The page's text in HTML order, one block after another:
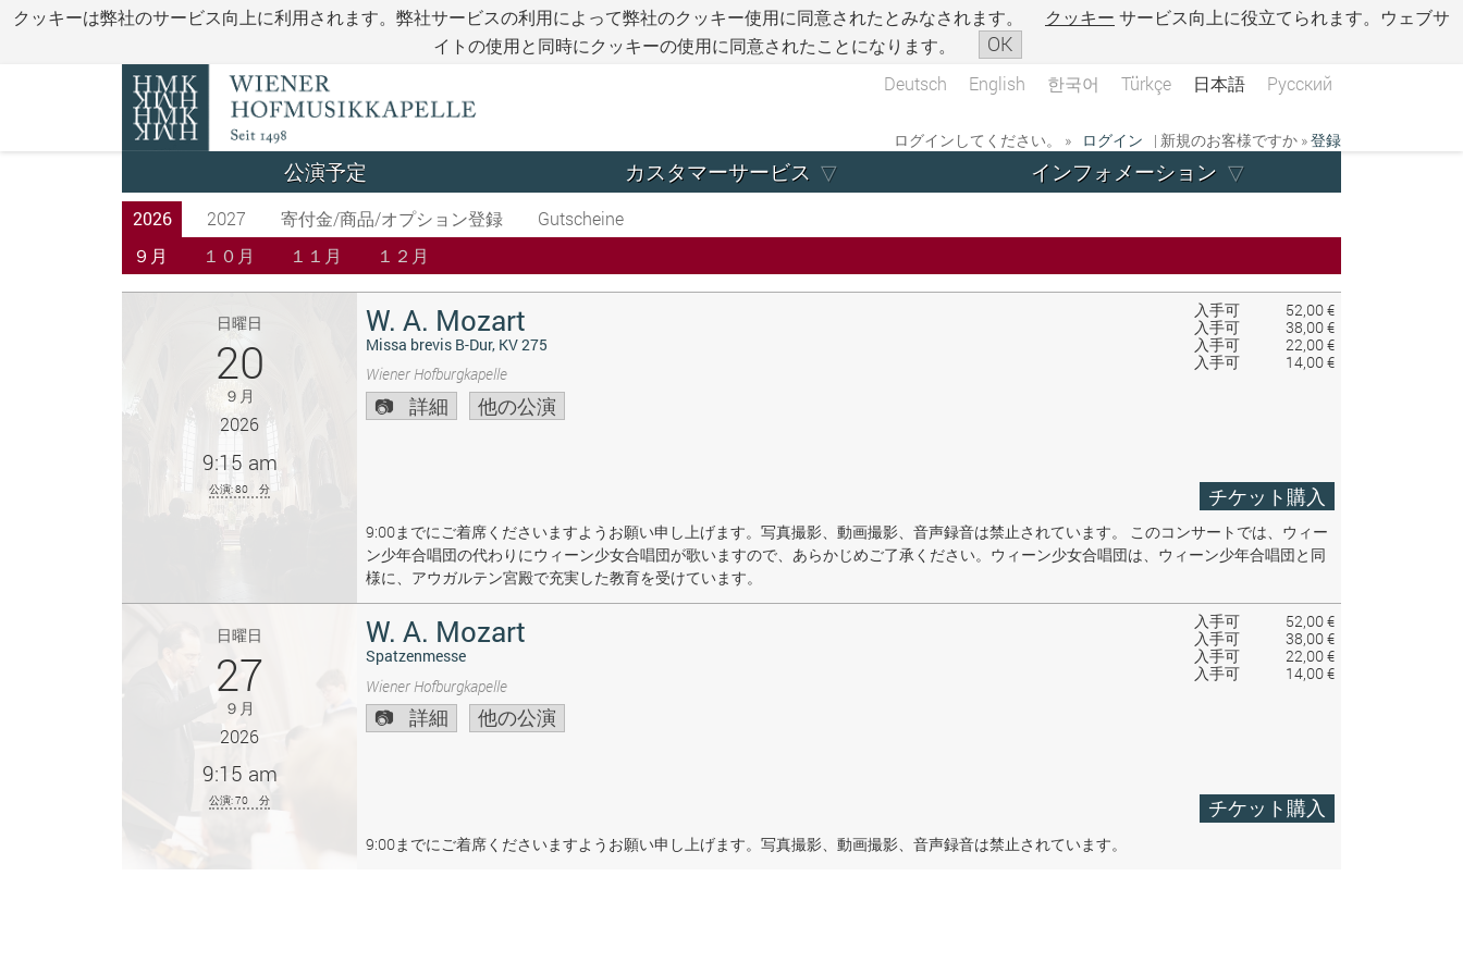
クッキーは弊社のサービス向上に利用されます。弊社サービスの利用によって弊社のクッキー使用に同意されたとみなされます。 クッキー サービス向上に役立てられます。ウェブサ
イトの使用と同時にクッキーの使用に同意されたことになります。
OK
Deutsch English 한국어 Türkçe 日本語 Русский
ログインしてください。 » ログイン | 新規のお客様ですか »登録
公演予定 カスタマーサービス インフォメーション
2026 2027 寄付金/商品/オプション登録
Gutscheine
９月
１０月 １１月 １２月
入手可
52,00 €
入手可
38,00 €
入手可
22,00 €
入手可
14,00 €
日曜日
20
９月
2026
9:15 am
公演: 80 分
W. A. Mozart
Missa brevis B-Dur, KV 275
Wiener Hofburgkapelle
詳細 他の公演
チケット購入
9:00までにご着席くださいますようお願い申し上げます。写真撮影、動画撮影、音声録音は禁止されています。 このコンサートでは、ウィー
ン少年合唱団の代わりにウィーン少女合唱団が歌いますので、あらかじめご了承ください。ウィーン少女合唱団は、ウィーン少年合唱団と同
様に、アウガルテン宮殿で充実した教育を受けています。
入手可
52,00 €
入手可
38,00 €
入手可
22,00 €
入手可
14,00 €
日曜日
27
９月
2026
9:15 am
公演: 70 分
W. A. Mozart
Spatzenmesse
Wiener Hofburgkapelle
詳細 他の公演
チケット購入
9:00までにご着席くださいますようお願い申し上げます。写真撮影、動画撮影、音声録音は禁止されています。